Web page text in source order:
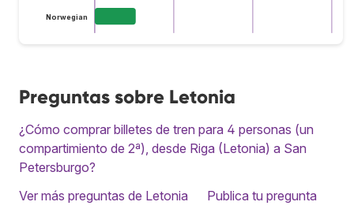
Norwegian
Preguntas sobre Letonia
¿Cómo comprar billetes de tren para 4 personas (un
compartimiento de 2ª), desde Riga (Letonia) a San
Petersburgo?
Ver más preguntas de Letonia
Publica tu pregunta